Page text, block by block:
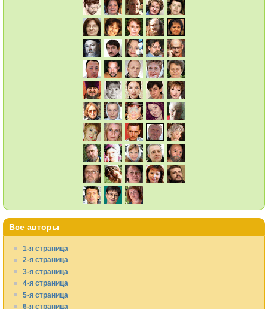
Все авторы
1-я страница
2-я страница
3-я страница
4-я страница
5-я страница
6-я страница